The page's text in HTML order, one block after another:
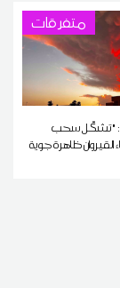
متفرقات
"تشكّل سحب
ظاهرة جوية